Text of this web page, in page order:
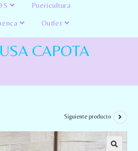
Puericultura
Outlet
CAPOTA
Siguiente producto